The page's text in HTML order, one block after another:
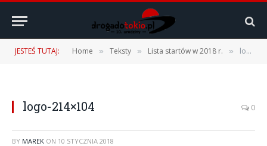
JESTEŚ TUTAJ: Home » Teksty » Lista startów w 2018 r. » logo-214×104
logo-214×104 0
BY MAREK ON 10 STYCZNIA 2018